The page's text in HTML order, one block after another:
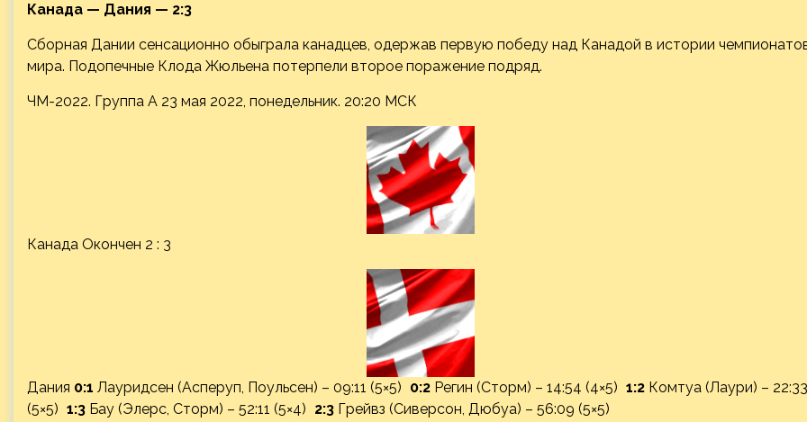
Канада — Дания — 2:3
Сборная Дании сенсационно обыграла канадцев, одержав первую победу над Канадой в истории
мира. Подопечные Клода Жюльена потерпели второе поражение подряд.
ЧМ-2022. Группа A 23 мая 2022, понедельник. 20:20 МСК
Канада Окончен 2 : 3
Дания 0:1 Лауридсен (Асперуп, Поульсен) – 09:11 (5×5) 0:2 Регин (Сторм) – 14:54 (4×5) 1:2 Комтуа (Лаури) – 22:33
(5×5) 1:3 Бау (Элерс, Сторм) – 52:11 (5×4) 2:3 Грейвз (Сиверсон, Дюбуа) – 56:09 (5×5)